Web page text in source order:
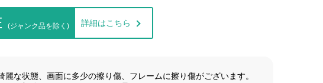
(ジャンク品を除く) 詳細はこちら
麗な状態、画面に多少の擦り傷、フレームに擦り傷がございます。